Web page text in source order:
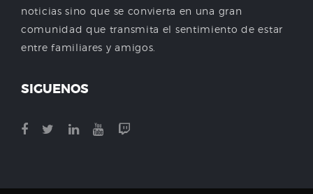
noticias sino que se convierta en una gran
comunidad que transmita el sentimiento de estar
entre familiares y amigos.
SIGUENOS